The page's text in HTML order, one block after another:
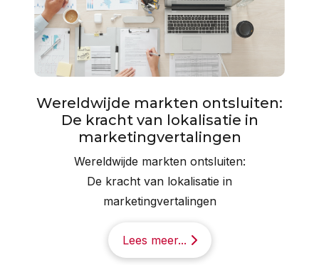
Wereldwijde markten ontsluiten:
De kracht van lokalisatie in
marketingvertalingen
Wereldwijde markten ontsluiten:
De kracht van lokalisatie in
marketingvertalingen
Lees meer...